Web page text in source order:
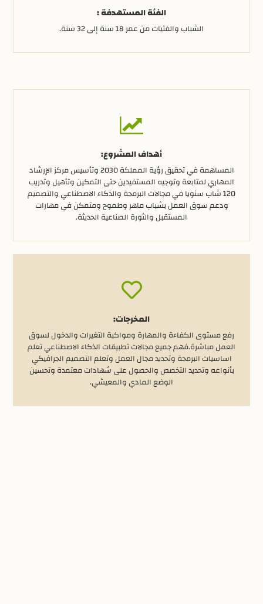
الفئة المستهدفة :
الشباب والفتيات من عمر 18 سنة إلى 32 سنة.
أهداف المشروع:
المساهمة في تحقيق رؤية المملكة 2030 وتأسيس مركز الإرشاد
المهاري لمتابعة وتوجيه المستفيدين حتى التمكين وتأهيل وتدريب
120 شاب سنويا في مجالات البرمجة والذكاء الاصطناعي والتصميم
ودعم سوق العمل بشباب ماهر وطموح ومتمكن في مهارات
المستقبل والثورة الصناعية الحديثة.
المخرجات:
رفع مستوى الكفاءة والمهارة ومواكبة التغيرات والدخول لسوق
العمل مباشرة.فهم جميع مجالات تطبيقات الذكاء الاصطناعي تعلم
اساسيات البرمجة وتحديد مجال العمل وتعلم التصميم الجرافيكي
بأنواعه وتحديد التخصص والحصول على شهادات معتمدة وتحسين
الوضع المادي والمعيشي.